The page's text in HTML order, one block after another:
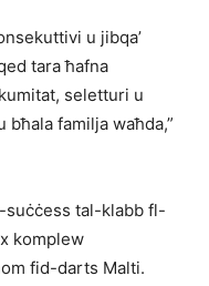
u jibqa’
tara ħafna
seletturi u
bħala familja waħda,”
suċċess tal-klabb fl-
komplew
fid-darts Malti.